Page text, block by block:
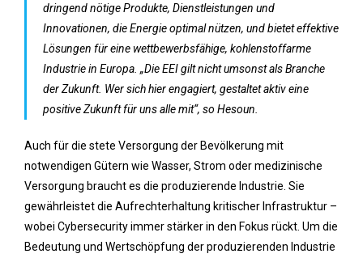
dringend nötige Produkte, Dienstleistungen und
Innovationen, die Energie optimal nützen, und bietet effektive
Lösungen für eine wettbewerbsfähige, kohlenstoffarme
Industrie in Europa. „Die EEI gilt nicht umsonst als Branche
der Zukunft. Wer sich hier engagiert, gestaltet aktiv eine
positive Zukunft für uns alle mit“, so Hesoun.
Auch für die stete Versorgung der Bevölkerung mit
notwendigen Gütern wie Wasser, Strom oder medizinische
Versorgung braucht es die produzierende Industrie. Sie
gewährleistet die Aufrechterhaltung kritischer Infrastruktur –
wobei Cybersecurity immer stärker in den Fokus rückt. Um die
Bedeutung und Wertschöpfung der produzierenden Industrie